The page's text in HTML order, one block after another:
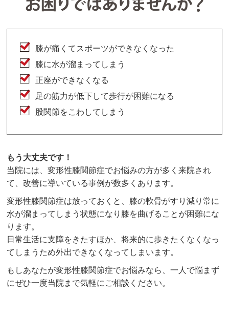
膝が痛くてスポーツができなくなった
膝に水が溜まってしまう
正座ができなくなる
足の筋力が低下して歩行が困難になる
股関節をこわしてしまう
もう大丈夫です！
当院には、変形性膝関節症でお悩みの方が多く来院され
て、改善に導いている事例が数多くあります。
変形性膝関節症は放っておくと、膝の軟骨がすり減り常に
水が溜まってしまう状態になり膝を曲げることが困難にな
ります。
日常生活に支障をきたすほか、将来的に歩きたくなくなっ
てしまうため外出できなくなってしまいます。
もしあなたが変形性膝関節症でお悩みなら、一人で悩まず
にぜひ一度当院まで気軽にご相談ください。